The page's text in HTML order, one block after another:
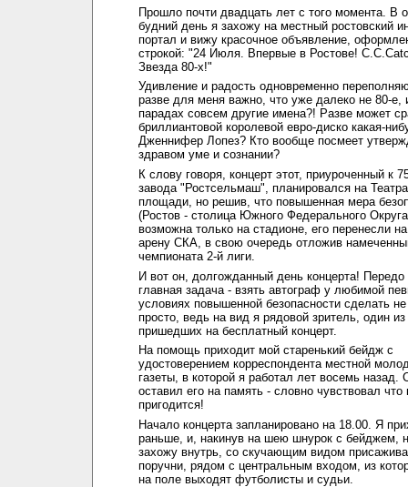
Прошло почти двадцать лет с того момента. В
будний день я захожу на местный ростовский
портал и вижу красочное объявление,
строкой: "24 Июля. Впервые в Ростове!
Звезда 80-х!"
Удивление и радость одновременно
разве для меня важно, что уже далеко не 80-е,
парадах совсем другие имена?! Разве может
бриллиантовой королевой евро-диско какая-
Дженнифер Лопез? Кто вообще посмеет
здравом уме и сознании?
К слову говоря, концерт этот, приуроченный к
завода "Ростсельмаш", планировался на
площади, но решив, что повышенная мера
(Ростов - столица Южного Федерального
возможна только на стадионе, его перенесли
арену СКА, в свою очередь отложив
чемпионата 2-й лиги.
И вот он, долгожданный день концерта! Передо
главная задача - взять автограф у любимой
условиях повышенной безопасности сделать
просто, ведь на вид я рядовой зритель, один
пришедших на бесплатный концерт.
На помощь приходит мой старенький бейдж с
удостоверением корреспондента местной
газеты, в которой я работал лет восемь назад.
оставил его на память - словно чувствовал что
пригодится!
Начало концерта запланировано на 18.00. Я
раньше, и, накинув на шею шнурок с бейджем,
захожу внутрь, со скучающим видом
поручни, рядом с центральным входом, из
на поле выходят футболисты и судьи.